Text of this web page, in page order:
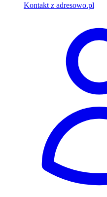
Kontakt z adresowo.pl